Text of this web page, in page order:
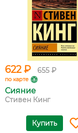
622 ₽ 655 ₽
по карте
Сияние
Стивен Кинг
Купить